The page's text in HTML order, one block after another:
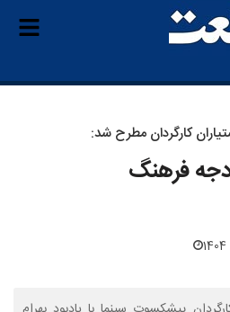
کارگردان مطرح شد:
فرهنگ